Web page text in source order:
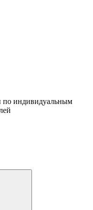
по индивидуальным